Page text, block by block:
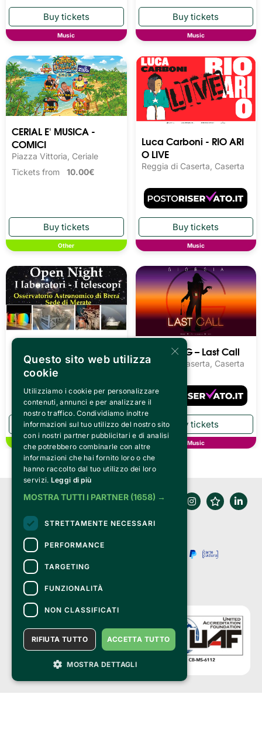
Music Music
CERIAL E' MUSICA -
COMICI
Piazza Vittoria, Ceriale
Tickets from 10.00€
Other
Luca Carboni - RIO ARI
O LIVE
Reggia di Caserta, Caserta
Music
OPEN NIGHT
INAF Osservatorio
Astronomico di Brera - Sede
di Merate, Merate
Tickets from 13.15€
Other
Giorgia – G – Last Call
Reggia di Caserta, Caserta
Music
×
Questo sito web utilizza
cookie
Utilizziamo i cookie per personalizzare
contenuti, annunci e per analizzare il
nostro traffico. Condividiamo inoltre
informazioni sul tuo utilizzo del nostro sito
con i nostri partner pubblicitari e di analisi
che potrebbero combinarle con altre
informazioni che hai fornito loro o che
hanno raccolto dal tuo utilizzo dei loro
servizi. Leggi di più
MOSTRA TUTTI I PARTNER (1658) →
STRETTAMENTE NECESSARI
PERFORMANCE
TARGETING
FUNZIONALITÀ
NON CLASSIFICATI
ACCETTA TUTTO
RIFIUTA TUTTO
MOSTRA DETTAGLI